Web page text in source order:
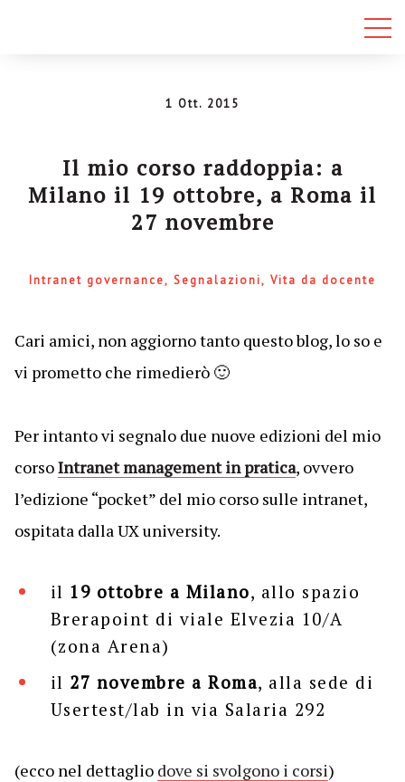
1 Ott. 2015
Il mio corso raddoppia: a
Milano il 19 ottobre, a Roma il
27 novembre
Intranet governance Segnalazioni Vita da docente
Cari amici, non aggiorno tanto questo blog, lo so e
vi prometto che rimedierò 🙂
Per intanto vi segnalo due nuove edizioni del mio
corsoIntranet management in pratica, ovvero
l’edizione “pocket” del mio corso sulle intranet,
ospitata dalla UX university.
il 19 ottobre a Milano, allo spazio
Brerapoint di viale Elvezia 10/A
(zona Arena)
il 27 novembre a Roma, alla sede di
Usertest/lab in via Salaria 292
(ecco nel dettaglio dove si svolgono i corsi)